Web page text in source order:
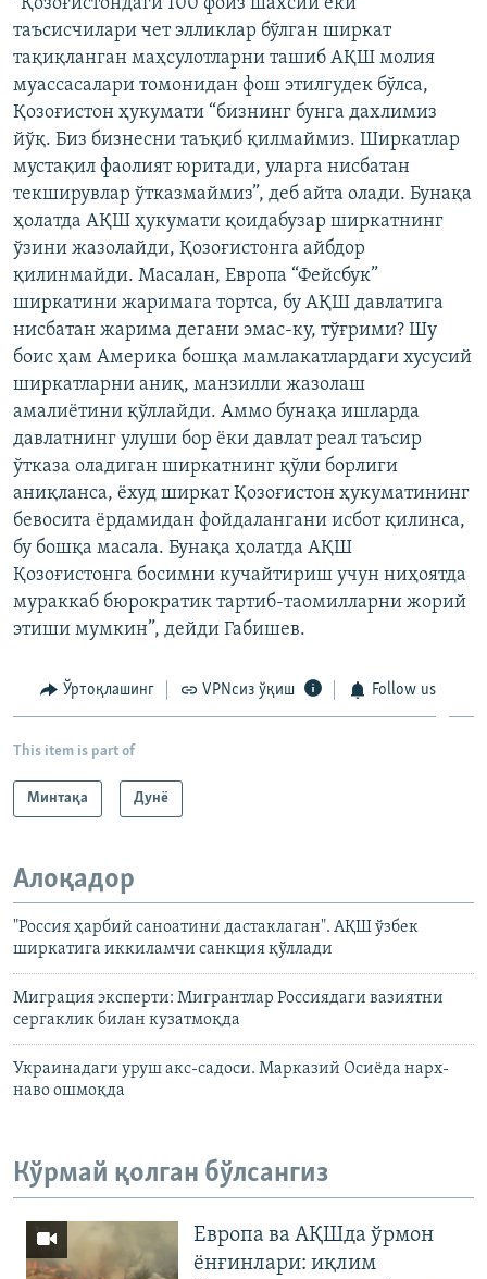
таъсисчилари чет элликлар бўлган ширкат
тақиқланган маҳсулотларни ташиб АҚШ молия
муассасалари томонидан фош этилгудек бўлса,
Қозоғистон ҳукумати “бизнинг бунга дахлимиз
йўқ. Биз бизнесни таъқиб қилмаймиз. Ширкатлар
мустақил фаолият юритади, уларга нисбатан
текширувлар ўтказмаймиз”, деб айта олади. Бунақа
ҳолатда АҚШ ҳукумати қоидабузар ширкатнинг
ўзини жазолайди, Қозоғистонга айбдор
қилинмайди. Масалан, Европа “Фейсбук”
ширкатини жаримага тортса, бу АҚШ давлатига
нисбатан жарима дегани эмас-ку, тўғрими? Шу
боис ҳам Америка бошқа мамлакатлардаги хусусий
ширкатларни аниқ, манзилли жазолаш
амалиётини қўллайди. Аммо бунақа ишларда
давлатнинг улуши бор ёки давлат реал таъсир
ўтказа оладиган ширкатнинг қўли борлиги
аниқланса, ёхуд ширкат Қозоғистон ҳукуматининг
бевосита ёрдамидан фойдалангани исбот қилинса,
бу бошқа масала. Бунақа ҳолатда АҚШ
Қозоғистонга босимни кучайтириш учун ниҳоятда
мураккаб бюрократик тартиб-таомилларни жорий
этиши мумкин”, дейди Габишев.
Ўртоқлашинг VPNсиз ўқиш Follow us
This item is part of
Минтақа Дунë
Алоқадор
"Россия ҳарбий саноатини дастаклаган". АҚШ ўзбек
ширкатига иккиламчи санкция қўллади
Миграция эксперти: Мигрантлар Россиядаги вазиятни
сергаклик билан кузатмоқда
Украинадаги уруш акс-садоси. Марказий Осиёда нарх-
наво ошмоқда
Кўрмай қолган бўлсангиз
Европа ва АҚШда ўрмон
ёнғинлари: иқлим